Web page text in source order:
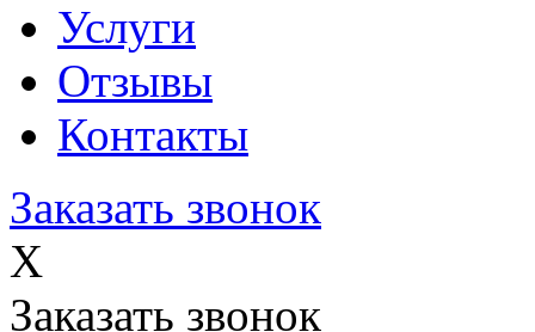
Услуги
Отзывы
Контакты
Заказать звонок
X
Заказать звонок